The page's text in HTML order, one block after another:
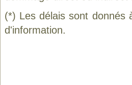
(*) Les délais sont donnés
d'information.